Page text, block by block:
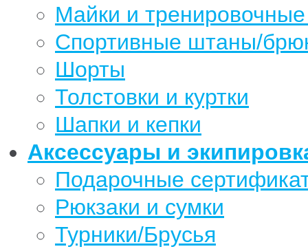
Майки и
Спортивные штаны/
Шорты
Толстовки и куртки
Шапки и кепки
Аксессуары и
Подарочные
Рюкзаки и сумки
Турники/Брусья